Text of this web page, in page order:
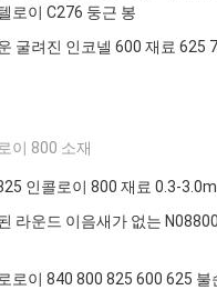
로이 C276 둥근 봉
굴려진 인코넬 600 재료 625
이 800 소재
인콜로이 800 재료 0.3-
라운드 이음새가 없는
로이 840 800 825 600 625